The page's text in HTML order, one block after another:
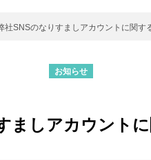
社SNSのなりすましアカウントに関す
お知らせ
ましアカウント